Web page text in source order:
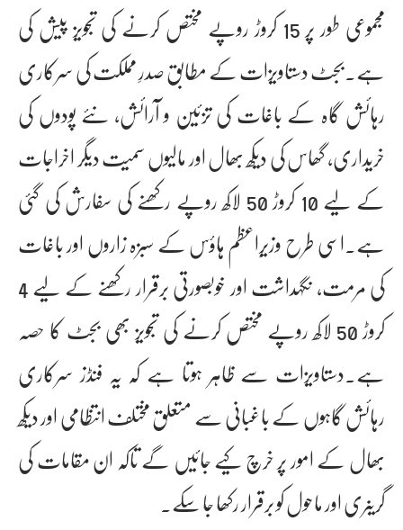
مجموعی طور پر 15 کروڑ روپے مختص کرنے کی تجویز پیش کی
ہے۔بجٹ دستاویزات کے مطابق صدرِ مملکت کی سرکاری
رہائش گاہ کے باغات کی تزئین و آرائش، نئے پودوں کی
خریداری، گھاس کی دیکھ بھال اور مالیوں سمیت دیگر اخراجات
کے لیے 10 کروڑ 50 لاکھ روپے رکھنے کی سفارش کی گئی
ہے۔اسی طرح وزیرِاعظم ہاؤس کے سبزہ زاروں اور باغات
کی مرمت، نگہداشت اور خوبصورتی برقرار رکھنے کے لیے 4
کروڑ 50 لاکھ روپے مختص کرنے کی تجویز بھی بجٹ کا حصہ
ہے۔دستاویزات سے ظاہر ہوتا ہے کہ یہ فنڈز سرکاری
رہائش گاہوں کے باغبانی سے متعلق مختلف انتظامی اور دیکھ
بھال کے امور پر خرچ کیے جائیں گے تاکہ ان مقامات کی
گرینری اور ماحول کو برقرار رکھا جا سکے۔